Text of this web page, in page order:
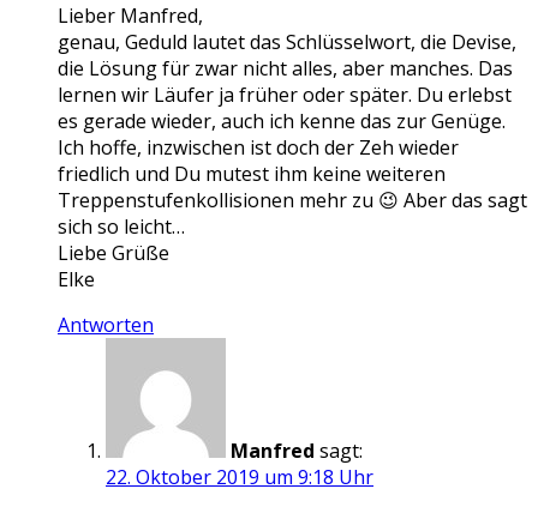
Lieber Manfred,
genau, Geduld lautet das Schlüsselwort, die Devise,
die Lösung für zwar nicht alles, aber manches. Das
lernen wir Läufer ja früher oder später. Du erlebst
es gerade wieder, auch ich kenne das zur Genüge.
Ich hoffe, inzwischen ist doch der Zeh wieder
friedlich und Du mutest ihm keine weiteren
Treppenstufenkollisionen mehr zu 😉 Aber das sagt
sich so leicht…
Liebe Grüße
Elke
Antworten
Manfred sagt:
22. Oktober 2019 um 9:18 Uhr